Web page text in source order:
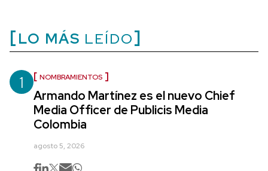
LO MÁS LEÍDO
1 NOMBRAMIENTOS
Armando Martínez es el nuevo Chief
Media Officer de Publicis Media
Colombia
agosto 5, 2026